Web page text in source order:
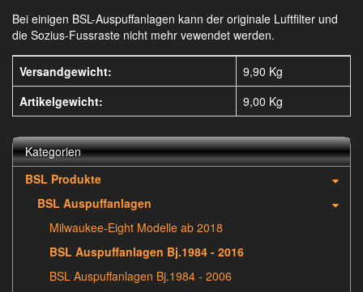
Bei einigen BSL-Auspuffanlagen kann der originale Luftfilter und
die Sozius-Fussraste nicht mehr vewendet werden.
Versandgewicht:
9,90 Kg
Artikelgewicht:
9,00 Kg
Kategorien
BSL Produkte
BSL Auspuffanlagen
Milwaukee-Eight Modelle ab 2018
BSL Auspuffanlagen Bj.1984 - 2016
BSL Auspuffanlagen Bj.1984 - 2006